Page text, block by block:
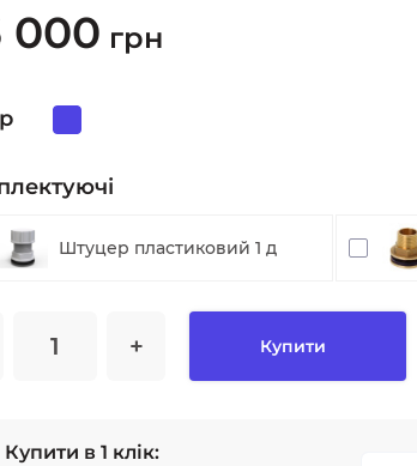
000 грн
Штуцер пластиковий 1 д
+ Купити
Купити в 1 клік: